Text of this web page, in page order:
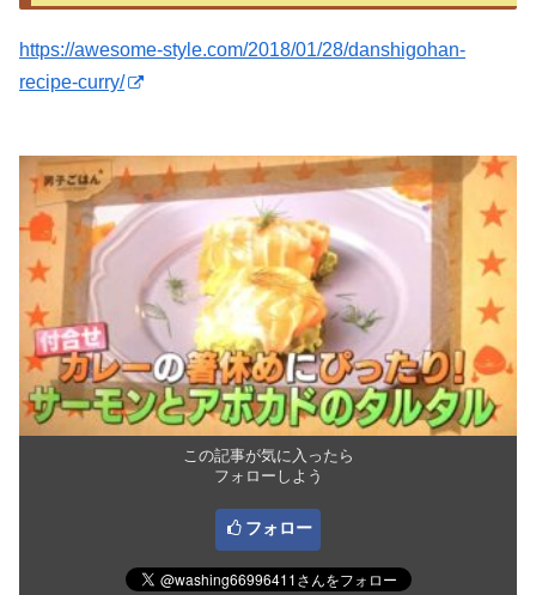
https://awesome-style.com/2018/01/28/danshigohan-
recipe-curry/
この記事が気に入ったら
フォローしよう
フォロー